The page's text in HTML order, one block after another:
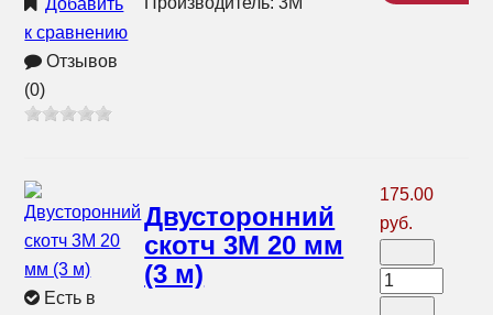
к сравнению
Отзывов
(0)
Есть в
Двусторонний
скотч 3М 20 мм
(3 м)
175.00
руб.